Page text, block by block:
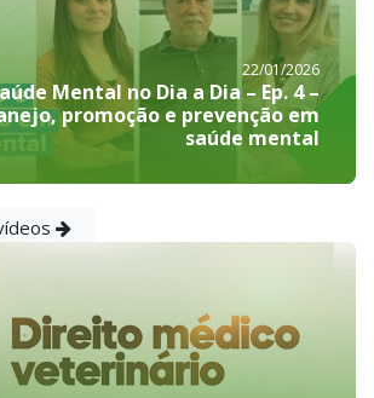
22/01/2026
Mental no Dia a Dia – Ep. 4 –
promoção e prevenção em
saúde mental